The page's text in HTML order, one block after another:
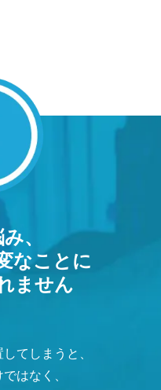
、
なことに
ません
てしまうと、
はなく、